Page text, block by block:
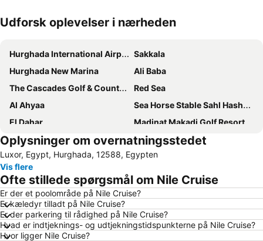
Udvid kort
Udforsk oplevelser i nærheden
Hurghada International Airport
Sakkala
Hurghada New Marina
Ali Baba
The Cascades Golf & Country Club
Red Sea
Al Ahyaa
Sea Horse Stable Sahl Hasheesh
El Dahar
Madinat Makadi Golf Resort
Papas Beach Club
El Kawthar
Mahmya Island
Hurghada Bowling Center
Bordiehns
La Luna
Aladdin Casino
Oplysninger om overnatningsstedet
Luxor, Egypt, Hurghada, 12588, Egypten
Vis flere
Ofte stillede spørgsmål om Nile Cruise
Er der et poolområde på Nile Cruise?
Er kæledyr tilladt på Nile Cruise?
Er der parkering til rådighed på Nile Cruise?
Hvad er indtjeknings- og udtjekningstidspunkterne på Nile Cruise?
Hvor ligger Nile Cruise?